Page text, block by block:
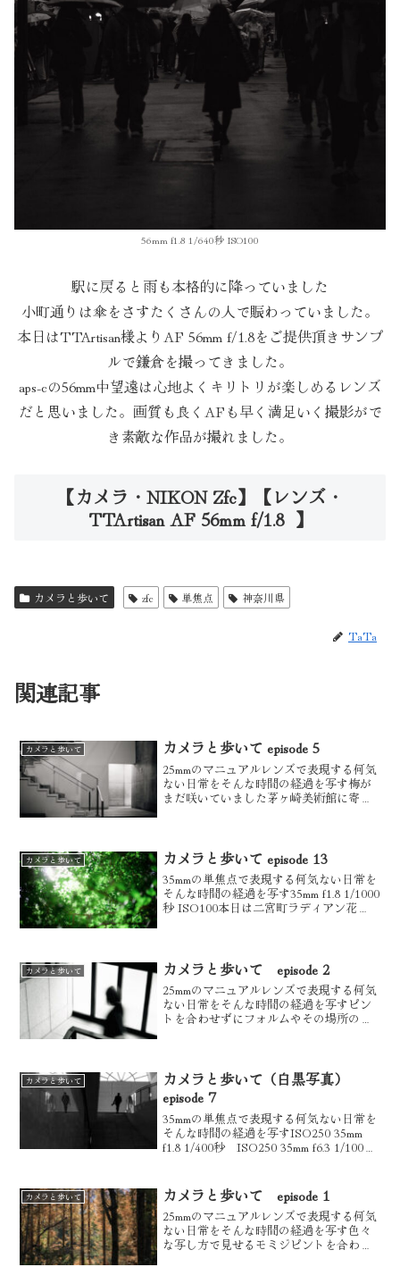
56mm f1.8 1/640秒 ISO100
駅に戻ると雨も本格的に降っていました
小町通りは傘をさすたくさんの人で賑わっていました。
本日はTTArtisan様よりAF 56mm f/1.8をご提供頂きサンプ
ルで鎌倉を撮ってきました。
aps-cの56mm中望遠は心地よくキリトリが楽しめるレンズ
だと思いました。画質も良くAFも早く満足いく撮影がで
き素敵な作品が撮れました。
【カメラ・NIKON Zfc】【レンズ・
TTArtisan AF 56mm f/1.8 】
カメラと歩いて zfc 単焦点 神奈川県
TaTa
関連記事
カメラと歩いて カメラと歩いて episode 5
25mmのマニュアルレンズで表現する何気
ない日常をそんな時間の経過を写す梅が
まだ咲いていました茅ヶ崎美術館に寄っ
メラ・NIKON Z...
カメラと歩いて カメラと歩いて episode 13
35mmの単焦点で表現する何気ない日常を
そんな時間の経過を写す35mm f1.8 1/1000
秒 ISO100本日は二宮町ラディアン花の
カメラと歩いて カメラと歩いて episode 2
25mmのマニュアルレンズで表現する何気
ない日常をそんな時間の経過を写すピン
トを合わせずにフォルムやその場所の空
テラスモールでは大き...
カメラと歩いて
カメラと歩いて（白黒写真）
episode 7
35mmの単焦点で表現する何気ない日常を
そんな時間の経過を写すISO250 35mm
f1.8 1/400秒 ISO250 35mm f6.3 1/100
カメラと歩いて カメラと歩いて episode 1
25mmのマニュアルレンズで表現する何気
ない日常をそんな時間の経過を写す色々
な写し方で見せるモミジピントを合わせ